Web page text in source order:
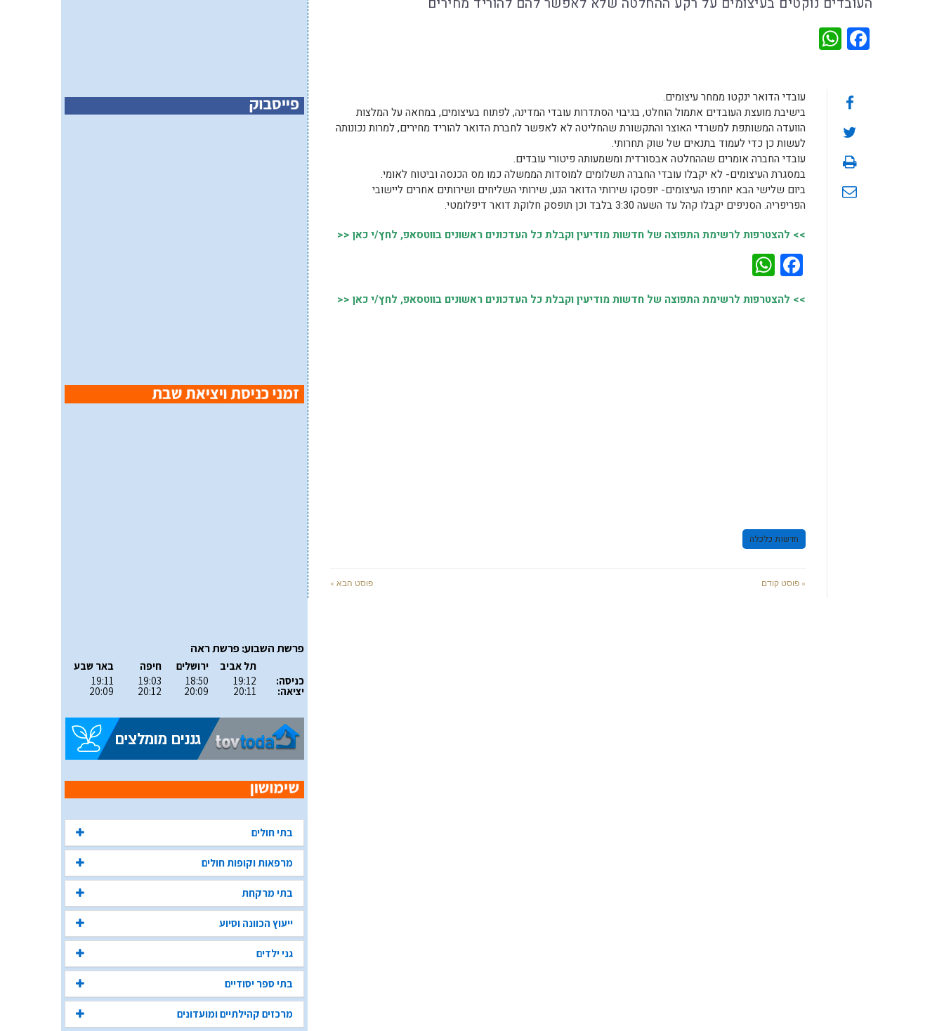
Facebook
עובדי הדואר ינקטו ממחר עיצומים.
בישיבת מועצת העובדים אתמול הוחלט, בגיבוי הסתדרות עובדי המדינה, לפתוח בעיצומים, במחאה על המלצות
הוועדה המשותפת למשרדי האוצר והתקשורת שהחליטה לא לאפשר לחברת הדואר להוריד מחירים, למרות נכונותה
לעשות כן כדי לעמוד בתנאים של שוק תחרותי.
עובדי החברה אומרים שההחלטה אבסורדית ומשמעותה פיטורי עובדים.
במסגרת העיצומים- לא יקבלו עובדי החברה תשלומים למוסדות הממשלה כמו מס הכנסה וביטוח לאומי.
ביום שלישי הבא יוחרפו העיצומים- יופסקו שירותי הדואר הנע, שירותי השליחים ושירותים אחרים ליישובי
הפריפריה. הסניפים יקבלו קהל עד השעה 3:30 בלבד וכן תופסק חלוקת דואר דיפלומטי.
>> להצטרפות לרשימת התפוצה של חדשות מודיעין וקבלת כל העדכונים ראשונים בווטסאפ, לחץ/י כאן <<
Facebook
>> להצטרפות לרשימת התפוצה של חדשות מודיעין וקבלת כל העדכונים ראשונים בווטסאפ, לחץ/י כאן <<
חדשות כלכלה
« פוסט קודם פוסט הבא »
פרשת השבוע: פרשת ראה
כניסה:
יציאה:
תל אביב
19:12
20:11
ירושלים
18:50
20:09
חיפה
19:03
20:12
באר שבע
19:11
20:09
בתי חולים
מרפאות וקופות חולים
בתי מרקחת
ייעוץ הכוונה וסיוע
גני ילדים
בתי ספר יסודיים
מרכזים קהילתיים ומועדונים